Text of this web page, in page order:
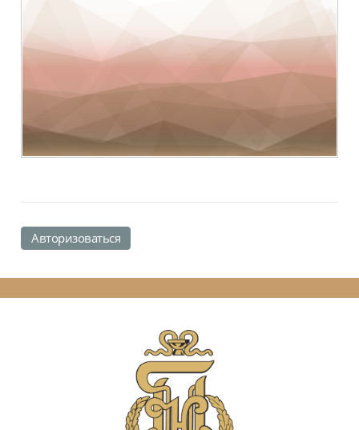
Авторизоваться